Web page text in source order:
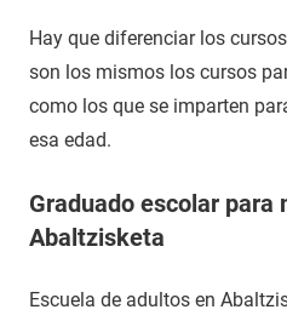
Hay que diferenciar los
son los mismos los cursos
como los que se imparten
esa edad.
Graduado escolar para
Abaltzisketa
Escuela de adultos en